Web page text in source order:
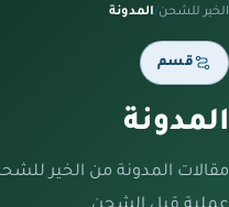
الخير للشحن/المدونة
قسم
المدونة
مقالات المدونة من الخير